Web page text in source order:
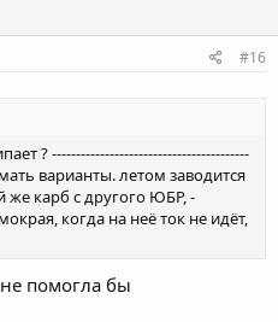
#16
? -----------------------------------------
варианты. летом заводится
же карб с другого ЮБР, -
когда на неё ток не идёт,
помогла бы